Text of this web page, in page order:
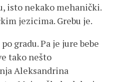
isto nekako mehanički.
jezicima. Grebu je.
gradu. Pa je jure bebe
tako nešto
Aleksandrina